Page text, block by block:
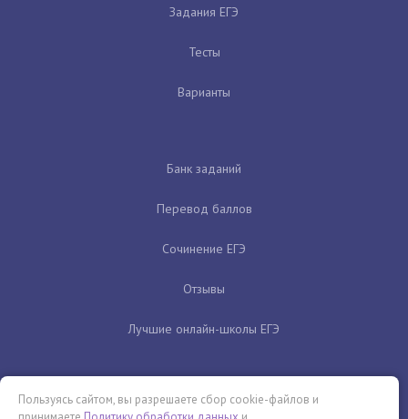
Задания ЕГЭ
Тесты
Варианты
Банк заданий
Перевод баллов
Сочинение ЕГЭ
Отзывы
Лучшие онлайн-школы ЕГЭ
Пользуясь сайтом, вы разрешаете сбор cookie-файлов и